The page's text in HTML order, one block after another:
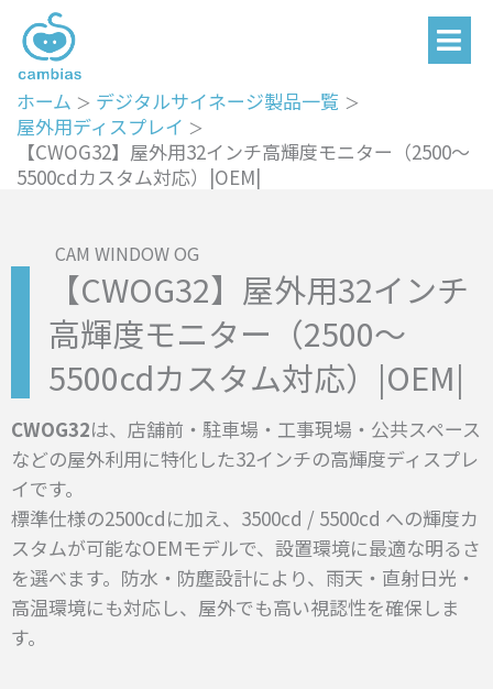
キ
メ
ニ
ュ
ホーム
デジタルサイネージ製品一覧
屋外用ディスプレイ
【CWOG32】屋外用32インチ高輝度モニター（2500～
5500cdカスタム対応）|OEM|
CAM WINDOW OG
【CWOG32】屋外用32インチ
高輝度モニター（2500～
5500cdカスタム対応）|OEM|
CWOG32は、店舗前・駐車場・工事現場・公共スペース
などの屋外利用に特化した32インチの高輝度ディスプレ
イです。
標準仕様の2500cdに加え、3500cd / 5500cd への輝度カ
スタムが可能なOEMモデルで、設置環境に最適な明るさ
を選べます。防水・防塵設計により、雨天・直射日光・
高温環境にも対応し、屋外でも高い視認性を確保しま
す。